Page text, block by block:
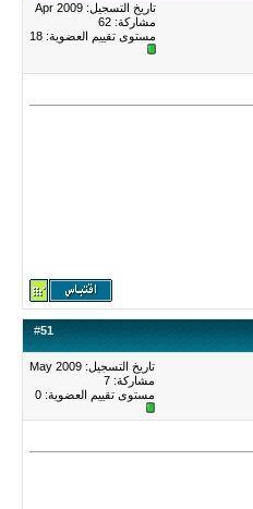
تاريخ التسجيل: Apr 2009
مشاركة: 62
مستوى تقييم العضوية: 18
#51
تاريخ التسجيل: May 2009
مشاركة: 7
مستوى تقييم العضوية: 0